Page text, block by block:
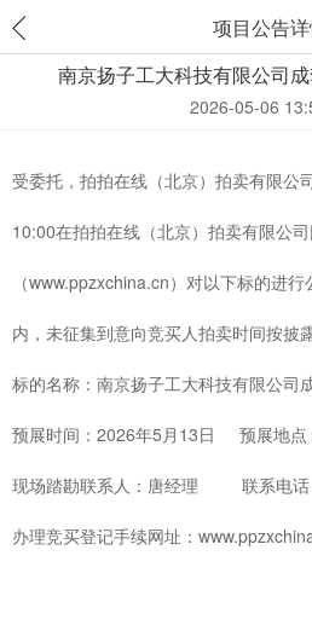
项目公告
南京扬子工大科技有限公司
2026-05-06
受委托，拍拍在线（北京）拍卖有限公
10:00在拍拍在线（北京）拍卖有限公
（www.ppzxchina.cn）对以下标的进
内，未征集到意向竞买人拍卖时间按披
标的名称：南京扬子工大科技有限公司
预展时间：2026年5月13日 预展地点
现场踏勘联系人：唐经理 联系电话
办理竞买登记手续网址：